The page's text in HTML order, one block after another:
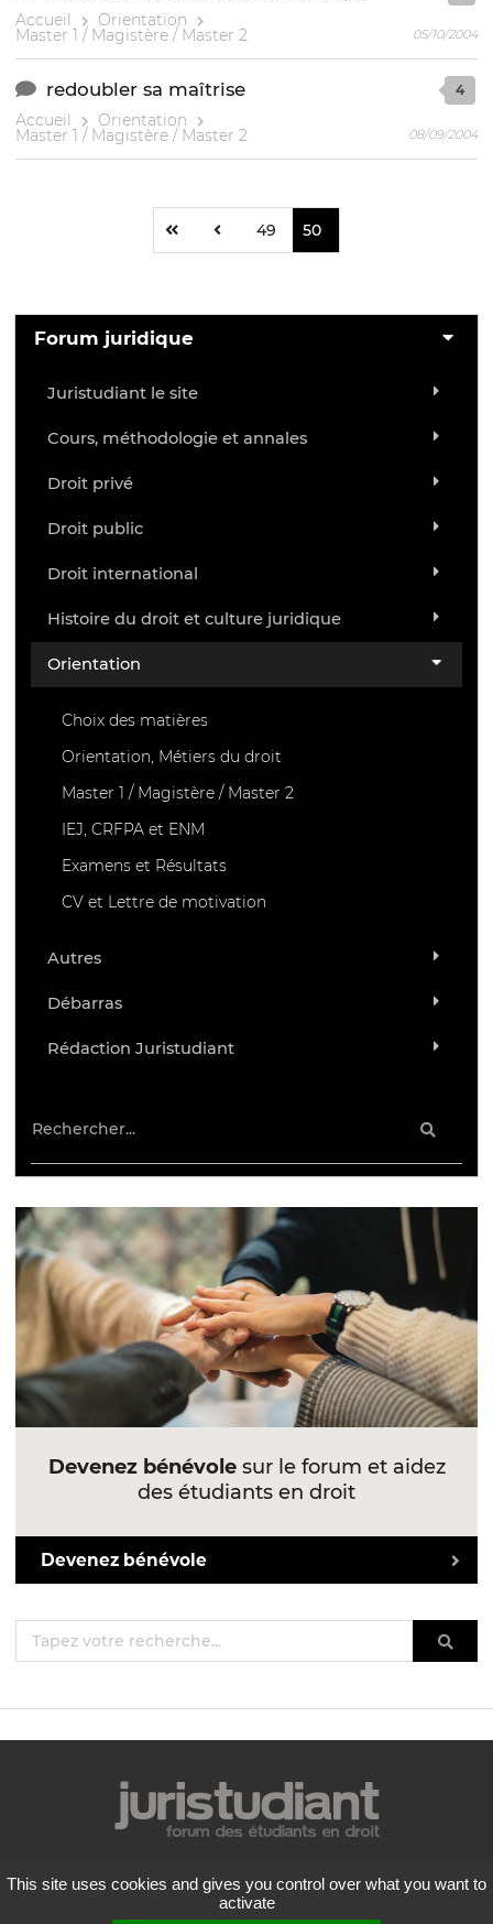
Accueil Orientation
Master 1 / Magistère / Master 2 05/10/2004
redoubler sa maîtrise
Accueil Orientation
Master 1 / Magistère / Master 2
4
08/09/2004
49 50
Forum juridique
Juristudiant le site
Cours, méthodologie et annales
Droit privé
Droit public
Droit international
Histoire du droit et culture juridique
Orientation
Choix des matières
Orientation, Métiers du droit
Master 1 / Magistère / Master 2
IEJ, CRFPA et ENM
Examens et Résultats
CV et Lettre de motivation
Autres
Débarras
Rédaction Juristudiant
Devenez bénévolesur le forum et aidez
des étudiants en droit
Devenez bénévole
Mentions légales
Politique de confidentialité
This site uses cookies and gives you control over what you want to
activate